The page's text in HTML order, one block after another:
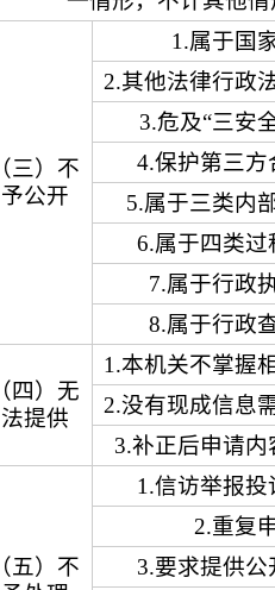
（三）不
予公开
1.属于国
2.其他法律行政
3.危及“三安
4.保护第三方
5.属于三类内
6.属于四类过
7.属于行政
8.属于行政
（四）无
法提供
1.本机关不掌握
2.没有现成信息
3.补正后申请
（五）不
1.信访举报投
2.重复
3.要求提供公